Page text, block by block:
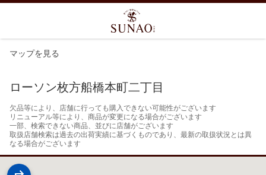
マップを見る
ローソン枚方船橋本町二丁目
欠品等により、店舗に行っても購入できない可能性がございます
リニューアル等により、商品が変更になる場合がございます
一部、検索できない商品、並びに店舗がございます
取扱店舗検索は過去の出荷実績に基づくものであり、最新の取扱状況とは異
なる場合がございます